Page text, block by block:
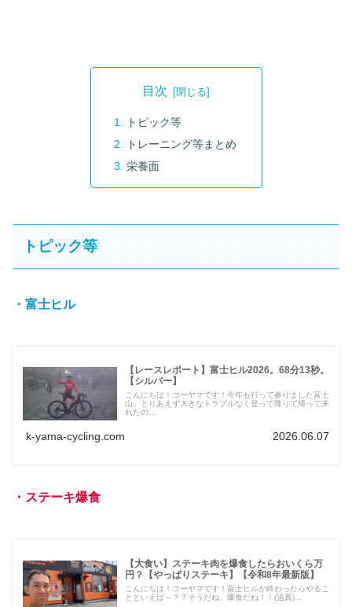
目次
トピック等
トレーニング等まとめ
栄養面
トピック等
・富士ヒル
【レースレポート】富士ヒル2026。68分13秒。
【シルバー】
こんにちは！コーヤマです！今年も行って参りました富士
山。とりあえず大きなトラブルなく登って降りて帰って来
れたの...
k-yama-cycling.com 2026.06.07
・ステーキ爆食
【大食い】ステーキ肉を爆食したらおいくら万
円？【やっぱりステーキ】【令和8年最新版】
こんにちは！コーヤマです！富士ヒルが終わったらやるこ
とといえば～？？そうだね、爆食だね！！(迫真)...